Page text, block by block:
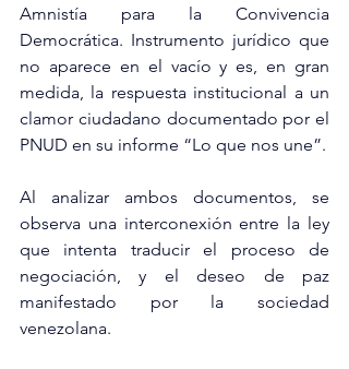
Amnistía para la Convivencia
Democrática. Instrumento jurídico que
no aparece en el vacío y es, en gran
medida, la respuesta institucional a un
clamor ciudadano documentado por el
PNUD en su informe “Lo que nos une”.
Al analizar ambos documentos, se
observa una interconexión entre la ley
que intenta traducir el proceso de
negociación, y el deseo de paz
manifestado por la sociedad
venezolana.